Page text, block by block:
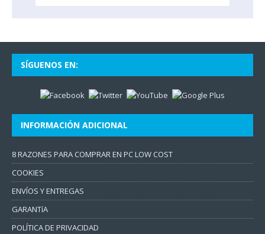
SÍGUENOS EN:
INFORMACIÓN ADICIONAL
8 RAZONES PARA COMPRAR EN PC LOW COST
COOKIES
ENVÍOS Y ENTREGAS
GARANTíA
POLÍTICA DE PRIVACIDAD